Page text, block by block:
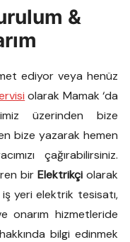
&
ediyor veya henüz
olarak Mamak ‘da
üzerinden bize
bize yazarak hemen
çağırabilirsiniz.
bir Elektrikçi olarak
yeri elektrik tesisatı,
onarım hizmetleride
bilgi edinmek